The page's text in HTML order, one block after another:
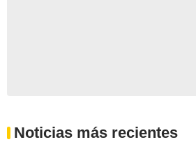
Noticias más recientes